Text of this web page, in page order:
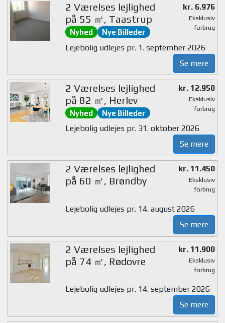
2 Værelses lejlighed
på 55 ㎡, Taastrup
Nyhed Nye Billeder
kr. 6.976
Eksklusiv
forbrug
Lejebolig udlejes pr. 1. september 2026
Se mere
2 Værelses lejlighed
på 82 ㎡, Herlev
Nyhed Nye Billeder
kr. 12.950
Eksklusiv
forbrug
Lejebolig udlejes pr. 31. oktober 2026
Se mere
2 Værelses lejlighed
på 60 ㎡, Brøndby
kr. 11.450
Eksklusiv
forbrug
Lejebolig udlejes pr. 14. august 2026
Se mere
2 Værelses lejlighed
på 74 ㎡, Rødovre
kr. 11.900
Eksklusiv
forbrug
Lejebolig udlejes pr. 14. september 2026
Se mere